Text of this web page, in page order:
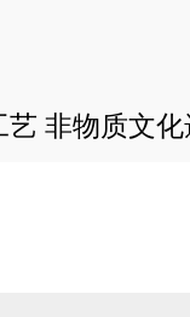
艺 非物质文